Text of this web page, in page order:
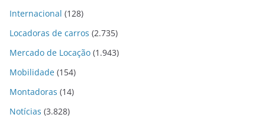
Internacional (128)
Locadoras de carros (2.735)
Mercado de Locação (1.943)
Mobilidade (154)
Montadoras (14)
Notícias (3.828)